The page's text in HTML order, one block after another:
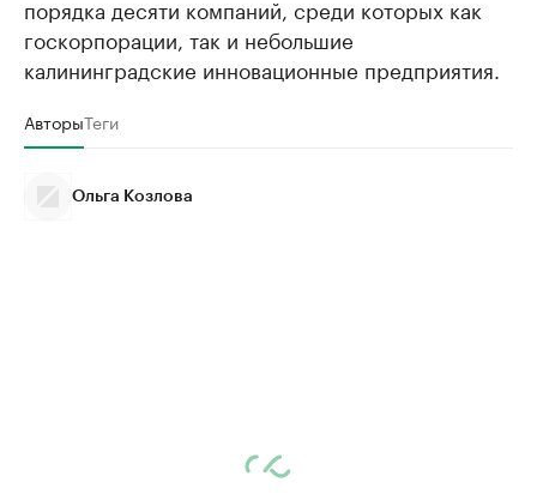
порядка десяти компаний, среди которых как
госкорпорации, так и небольшие
калининградские инновационные предприятия.
АвторыТеги
Ольга Козлова